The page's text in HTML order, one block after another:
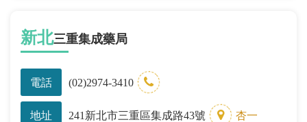
新北三重集成藥局
電話 (02)2974-3410
地址 241新北市三重區集成路43號 杏一